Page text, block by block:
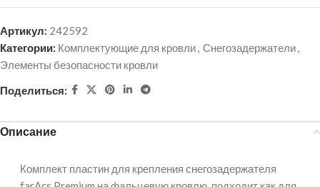
Артикул: 242592
Категории: Комплектующие для кровли, Снегозадержатели,
Элементы безопасности кровли
Поделиться:
Описание
Комплект пластин для крепления снегозадержателя